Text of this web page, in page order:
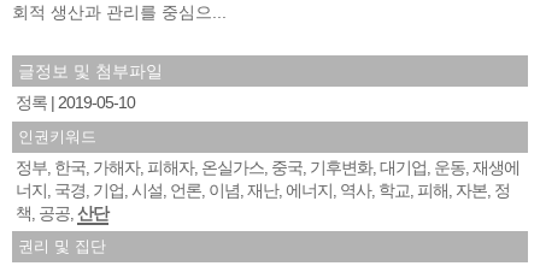
회적 생산과 관리를 중심으...
글정보 및 첨부파일
정록
2019-05-10
인권키워드
정부 한국 가해자, 피해자, 온실가스 중국 기후변화, 대기업 운동 재생에
너지 국경 기업 시설 언론 이념 재난, 에너지 역사, 학교 피해 자본 정
책 공공 산단
권리 및 집단